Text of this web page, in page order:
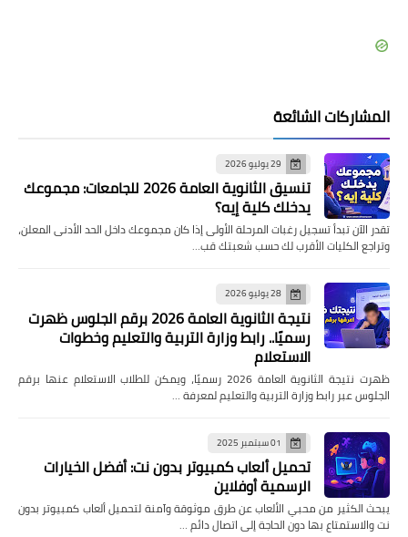
المشاركات الشائعة
29 يوليو 2026
تنسيق الثانوية العامة 2026 للجامعات: مجموعك
يدخلك كلية إيه؟
تقدر الآن تبدأ تسجيل رغبات المرحلة الأولى إذا كان مجموعك داخل الحد الأدنى المعلن،
وتراجع الكليات الأقرب لك حسب شعبتك قب…
28 يوليو 2026
نتيجة الثانوية العامة 2026 برقم الجلوس ظهرت
رسميًا.. رابط وزارة التربية والتعليم وخطوات
الاستعلام
ظهرت نتيجة الثانوية العامة 2026 رسميًا، ويمكن للطلاب الاستعلام عنها برقم
الجلوس عبر رابط وزارة التربية والتعليم لمعرفة …
01 سبتمبر 2025
تحميل ألعاب كمبيوتر بدون نت: أفضل الخيارات
الرسمية أوفلاين
يبحث الكثير من محبي الألعاب عن طرق موثوقة وآمنة لتحميل ألعاب كمبيوتر بدون
نت والاستمتاع بها دون الحاجة إلى اتصال دائم …